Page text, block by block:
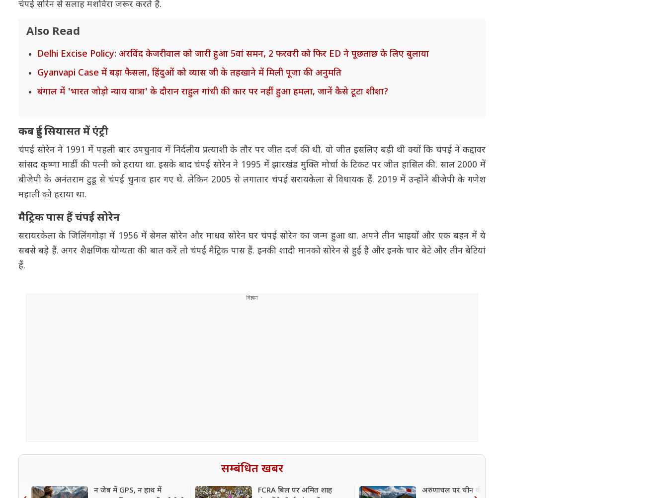
चंपई सोरेन से सलाह मशविरा जरूर करते हैं.
Also Read
Delhi Excise Policy: अरविंद केजरीवाल को जारी हुआ 5वां समन, 2 फरवरी को फिर ED ने पूछताछ के लिए बुलाया
Gyanvapi Case में बड़ा फैसला, हिंदुओं को व्यास जी के तहखाने में मिली पूजा की अनुमति
बंगाल में 'भारत जोड़ो न्याय यात्रा' के दौरान राहुल गांधी की कार पर नहीं हुआ हमला, जानें कैसे टूटा शीशा?
कब हुई सियासत में एंट्री
चंपई सोरेन ने 1991 में पहली बार उपचुनाव में निर्दलीय प्रत्याशी के तौर पर जीत दर्ज की थी. वो जीत इसलिए बड़ी थी क्यों कि चंपई ने कद्दावर
सांसद कृष्णा मार्डी की पत्नी को हराया था. इसके बाद चंपई सोरेन ने 1995 में झारखंड मुक्ति मोर्चा के टिकट पर जीत हासिल की. साल 2000 में
बीजेपी के अनंतराम टुडू से चंपई चुनाव हार गए थे. लेकिन 2005 से लगातार चंपई सरायकेला से विधायक हैं. 2019 में उन्होंने बीजेपी के गणेश
महाली को हराया था.
मैट्रिक पास हैं चंपई सोरेन
सरायरकेला के जिलिंगगोड़ा में 1956 में सेमल सोरेन और माधव सोरेन घर चंपई सोरेन का जन्म हुआ था. अपने तीन भाइयों और एक बहन में ये
सबसे बड़े हैं. अगर शैक्षणिक योग्यता की बात करें तो चंपई मैट्रिक पास हैं. इनकी शादी मानको सोरेन से हुई है और इनके चार बेटे और तीन बेटियां
हैं.
सम्बंधित खबर
न जेब में GPS, न हाथ में
FCRA बिल पर अमित शाह
अरुणाचल पर चीन की चाल को